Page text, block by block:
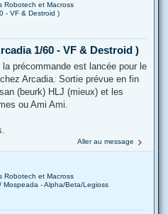
Robotech et Macross
- VF & Destroid )
1/60 - VF & Destroid )
précommande est lancée pour le
Arcadia. Sortie prévue en fin
(beurk) HLJ (mieux) et les
ou Ami Ami.
Aller au message
Robotech et Macross
- Alpha/Beta/Legioss